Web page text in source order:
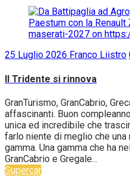
25 Luglio 2026 Franco Liistro
Il Tridente si rinnova
GranTurismo, GranCabrio,
affascinanti. Buon
unica ed incredibile che
farlo niente di meglio che
gamma. Una gamma che ha
GranCabrio e Gregale...
Supercar